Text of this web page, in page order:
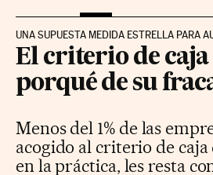
UNA SUPUESTA MEDIDA ESTRELLA PARA
El criterio de caja
porqué de su
Menos del 1% de las
acogido al criterio de caja
en la práctica, les resta